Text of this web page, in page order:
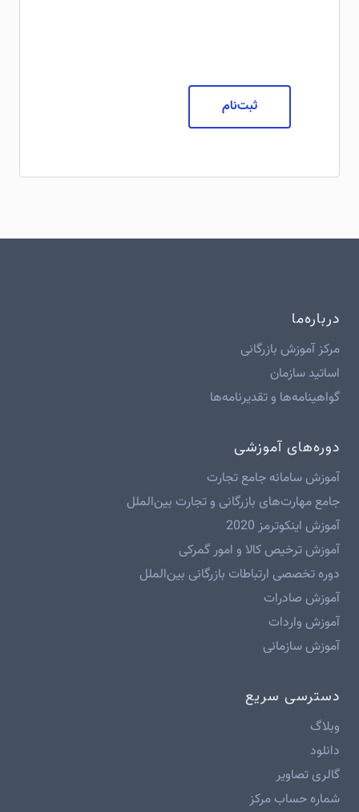
ثبت‌نام
درباره‌ما
مرکز آموزش بازرگانی
اساتید سازمان
گواهینامه‌ها و تقدیرنامه‌ها
دوره‌های آموزشی
آموزش سامانه جامع تجارت
جامع مهارت‌های بازرگانی و تجارت بین‌الملل
آموزش اینکوترمز 2020
آموزش ترخیص کالا و امور گمرکی
دوره تخصصی ارتباطات بازرگانی بین‌الملل
آموزش صادرات
آموزش واردات
آموزش سازمانی
دسترسی سریع
وبلاگ
دانلود
گالری تصاویر
شماره حساب مرکز